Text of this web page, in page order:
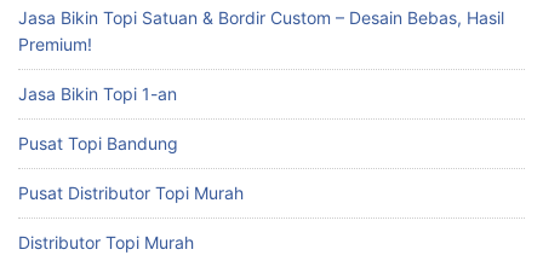
Jasa Bikin Topi Satuan & Bordir Custom – Desain Bebas, Hasil
Premium!
Jasa Bikin Topi 1-an
Pusat Topi Bandung
Pusat Distributor Topi Murah
Distributor Topi Murah